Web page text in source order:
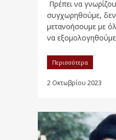
Πρέπει να
συγχωρηθούμε,
μετανοήσουμε με
να εξομολογηθούμε.
Περισσότερα
2 Οκτωβρίου 2023